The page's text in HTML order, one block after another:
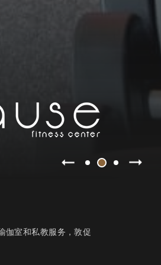
伽室和私教服务，敦促